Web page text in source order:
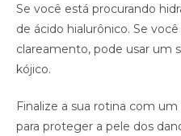
Se você está procurando
de ácido hialurônico. Se
clareamento, pode usar um
kójico.
Finalize a sua rotina com
para proteger a pele dos